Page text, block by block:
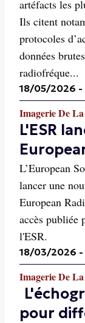
artéfacts les
Ils citent
protocoles
données
radiofréque...
18/05/2026 -
Imagerie De
L'ESR
L’European
lancer une
European
accès publiée
l'ESR.
18/03/2026 -
Imagerie De
pour